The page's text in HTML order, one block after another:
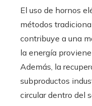
El uso de hornos
métodos
contribuye a una
la energía
Además, la
subproductos
circular dentro del